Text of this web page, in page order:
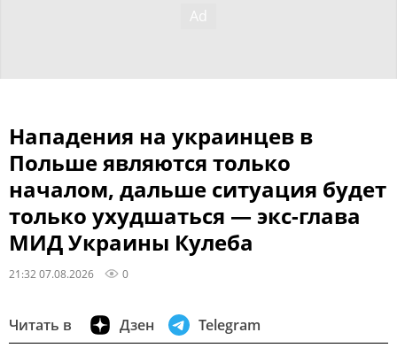
Нападения на украинцев в
Польше являются только
началом, дальше ситуация будет
только ухудшаться — экс-глава
МИД Украины Кулеба
21:32 07.08.2026 0
Читать в Дзен Telegram